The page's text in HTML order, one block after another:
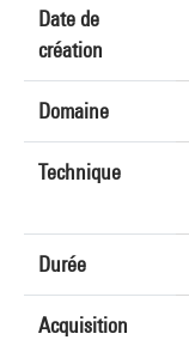
Date de
création
Domaine
Technique
Durée
Acquisition